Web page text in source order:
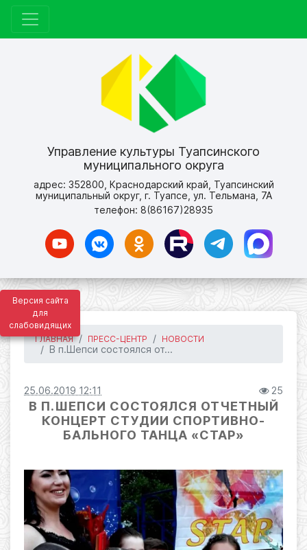
Версия сайта
для
слабовидящих
Управление культуры Туапсинского
муниципального округа
адрес: 352800, Краснодарский край, Туапсинский
муниципальный округ, г. Туапсе, ул. Тельмана, 7А
телефон: 8(86167)28935
ГЛАВНАЯ ПРЕСС-ЦЕНТР НОВОСТИ
В п.Шепси состоялся от...
25.06.2019 12:11 25
В П.ШЕПСИ СОСТОЯЛСЯ ОТЧЕТНЫЙ
КОНЦЕРТ СТУДИИ СПОРТИВНО-
БАЛЬНОГО ТАНЦА «СТАР»